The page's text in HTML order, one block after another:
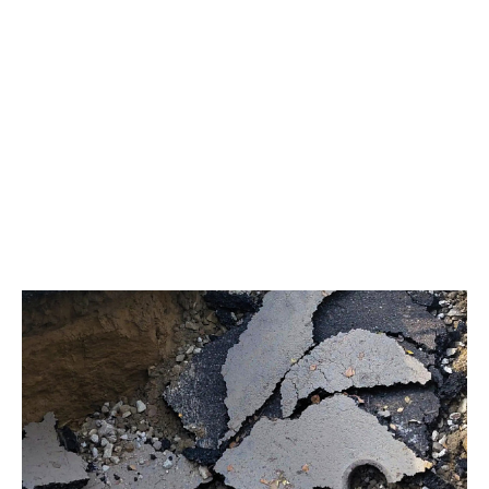
межведомственным взаимодействием, однако заверили, что
все замечания учтены и ведётся поиск дополнительных
источников финансирования. Особое внимание
парламентарии уделили ходу работ на объекте «Березовая
аллея». Сроки явно затягиваются, и депутаты опасаются, что
подрядчик не успеет завершить всё к установленному сроку,
поэтому настаивают на взятии объекта под особый контроль. В
департаменте ЖКХ подтвердили отставание от графика и
пообещали усилить надзор, чтобы подрядчик выполнил
обязательства до 1 сентября. В ходе выездных заседаний